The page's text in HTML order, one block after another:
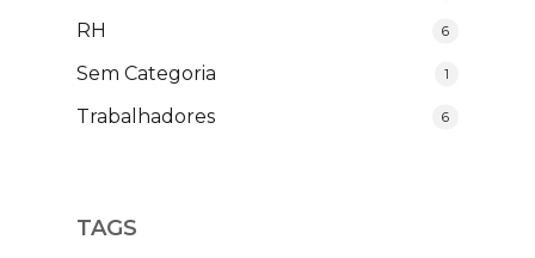
RH 6
Sem Categoria 1
Trabalhadores 6
TAGS